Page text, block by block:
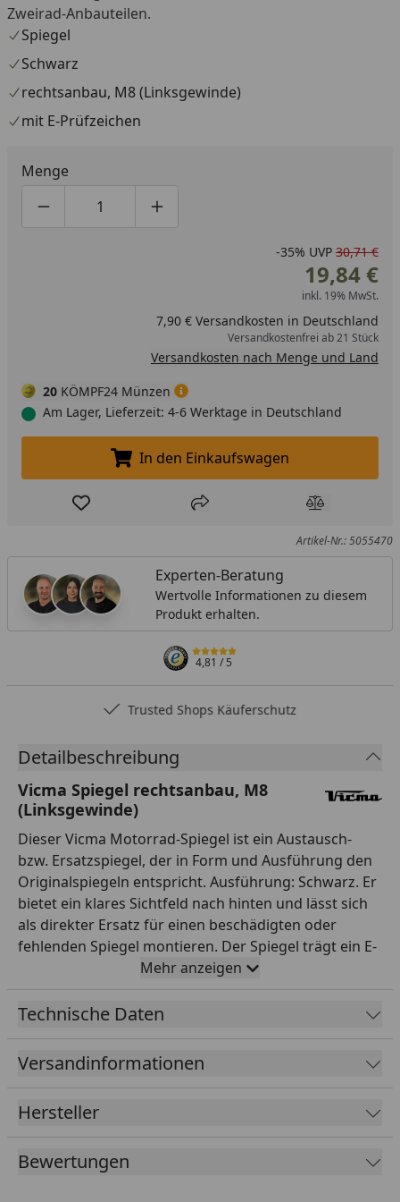
Zweirad-Anbauteilen.
Spiegel
Schwarz
rechtsanbau, M8 (Linksgewinde)
mit E-Prüfzeichen
Menge
Produktmenge um eins verringern
Produktmenge manuell eingeben
Produktmenge um eins erhöhen
-35% UVP 30,71 €
19,84 €
inkl. 19% MwSt.
7,90 € Versandkosten in Deutschland
Versandkostenfrei ab 21 Stück
Versandkosten nach Menge und Land
20 KÖMPF24 Münzen
Am Lager, Lieferzeit: 4-6 Werktage in Deutschland
In den Einkaufswagen legen
In den Einkaufswagen
Produkt zur Wunschliste hinzufügen
Teilen Produkt
Artikel-Nr.: 5055470
Experten-Beratung
Wertvolle Informationen zu diesem
Produkt erhalten.
4,81/ 5
Trusted Shops Käuferschutz
Detailbeschreibung
Vicma Spiegel rechtsanbau, M8
(Linksgewinde)
Dieser Vicma Motorrad-Spiegel ist ein Austausch-
bzw. Ersatzspiegel, der in Form und Ausführung den
Originalspiegeln entspricht. Ausführung: Schwarz. Er
bietet ein klares Sichtfeld nach hinten und lässt sich
als direkter Ersatz für einen beschädigten oder
fehlenden Spiegel montieren. Der Spiegel trägt ein E-
Prüfzeichen und ist damit für den Straßenverkehr
zugelassen. Anbau/Gewinde laut Hersteller:
rechtsanbau, M8 (Linksgewinde). Wichtig bei Spiegeln
die Gewinderichtung: Linke Spiegel haben je nach
Fahrzeug oft ein Linksgewinde, rechte ein
von Zweirad-Zubehör mit breitem Sortiment. So
findest du einen passenden Ersatz in bewährter
Qualität. Wichtig: Gleiche vor dem Kauf Gewinde,
Mehr anzeigen
Technische Daten
Versandinformationen
Hersteller
Bewertungen